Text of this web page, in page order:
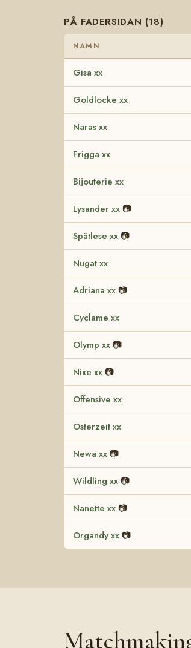
PÅ FADERSIDAN (18)
NAMN
Gisa xx
Goldlocke xx
Naras xx
Frigga xx
Bijouterie xx
Lysander xx 📷
Spätlese xx 📷
Nugat xx
Adriana xx 📷
Cyclame xx
Olymp xx 📷
Nixe xx 📷
Offensive xx
Osterzeit xx
Newa xx 📷
Wildling xx 📷
Nanette xx 📷
Organdy xx 📷